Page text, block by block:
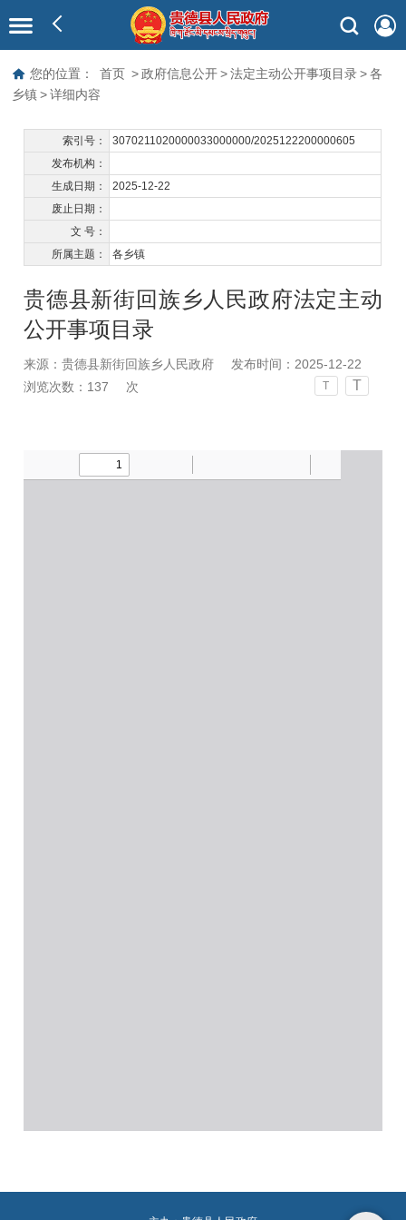
您的位置： 首页 > 政府信息公开 > 法定主动公开事项目录 > 各
乡镇 > 详细内容
索引号：
3070211020000033000000/2025122200000605
发布机构：
生成日期：
2025-12-22
废止日期：
文 号：
所属主题：
各乡镇
贵德县新街回族乡人民政府法定主动
公开事项目录
来源：贵德县新街回族乡人民政府
发布时间：2025-12-22
浏览次数： 137 次 T T